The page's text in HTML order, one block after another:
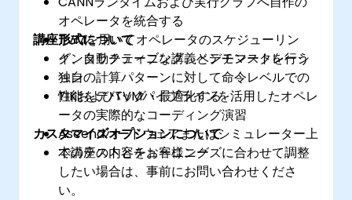
オペレータを統合する
TVMを用いてオペレータのスケジューリン
グ、自動チューニング、ベンチマークを行う
独自の計算パターンに対して命令レベルでの
性能をデバッグ・最適化する
講座形式について
インタラクティブな講義とデモンストレーシ
ョン
TIKおよびTVMパイプラインを活用したオペレ
ータの実際的なコーディング演習
Ascendハードウェアまたはシミュレーター上
でのテストとチューニング
カスタマイズオプションについて
本講座の内容をお客様ニーズに合わせて調整
したい場合は、事前にお問い合わせくださ
い。